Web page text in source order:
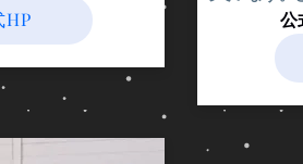
HP 公